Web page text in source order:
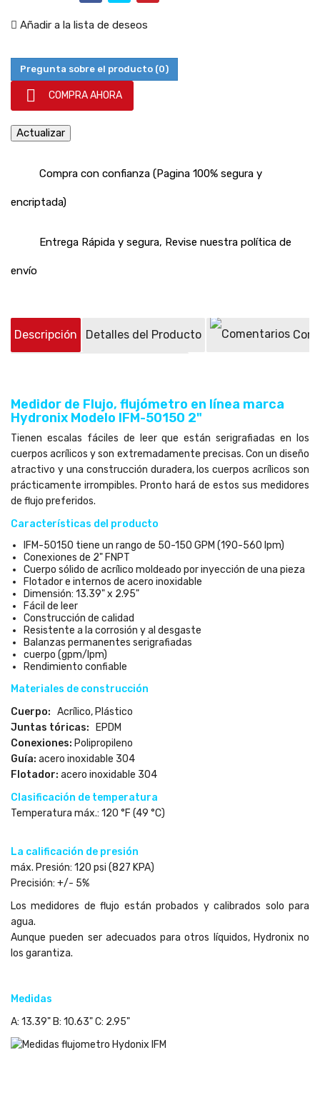
Añadir a la lista de deseos
Pregunta sobre el producto (0)
 COMPRA AHORA
Compra con confianza (Pagina 100% segura y
encriptada)
Entrega Rápida y segura, Revise nuestra política de
envío
Descripción Detalles del Producto
Medidor de Flujo, flujómetro en línea marca
Hydronix Modelo IFM-50150 2"
Tienen escalas fáciles de leer que están serigrafiadas en los
cuerpos acrílicos y son extremadamente precisas. Con un diseño
atractivo y una construcción duradera, los cuerpos acrílicos son
prácticamente irrompibles. Pronto hará de estos sus medidores
de flujo preferidos.
Características del producto
IFM-50150 tiene un rango de 50-150 GPM (190-560 lpm)
Conexiones de 2" FNPT
Cuerpo sólido de acrílico moldeado por inyección de una pieza
Flotador e internos de acero inoxidable
Dimensión: 13.39" x 2.95"
Fácil de leer
Construcción de calidad
Resistente a la corrosión y al desgaste
Balanzas permanentes serigrafiadas
cuerpo (gpm/lpm)
Rendimiento confiable
Materiales de construcción
Cuerpo: Acrílico, Plástico
Juntas tóricas: EPDM
Conexiones: Polipropileno
Guía: acero inoxidable 304
Flotador: acero inoxidable 304
Clasificación de temperatura
Temperatura máx.: 120 °F (49 °C)
La calificación de presión
máx. Presión: 120 psi (827 KPA)
Precisión: +/- 5%
Los medidores de flujo están probados y calibrados solo para
agua.
Aunque pueden ser adecuados para otros líquidos, Hydronix no
los garantiza.
Medidas
A: 13.39" B: 10.63" C: 2.95"